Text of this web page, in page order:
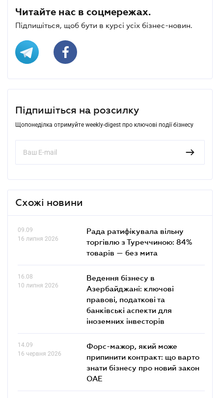
Читайте нас в соцмережах.
Підпишіться, щоб бути в курсі усіх бізнес-новин.
Підпишіться на розсилку
Щопонеділка отримуйте weekly-digest про ключові події бізнесу
Схожі новини
09.09
16 липня 2026
Рада ратифікувала вільну
торгівлю з Туреччиною: 84%
товарів — без мита
16.08
10 липня 2026
Ведення бізнесу в
Азербайджані: ключові
правові, податкові та
банківські аcпекти для
іноземних інвесторів
14.09
16 червня 2026
Форс-мажор, який може
припинити контракт: що варто
знати бізнесу про новий закон
ОАЕ